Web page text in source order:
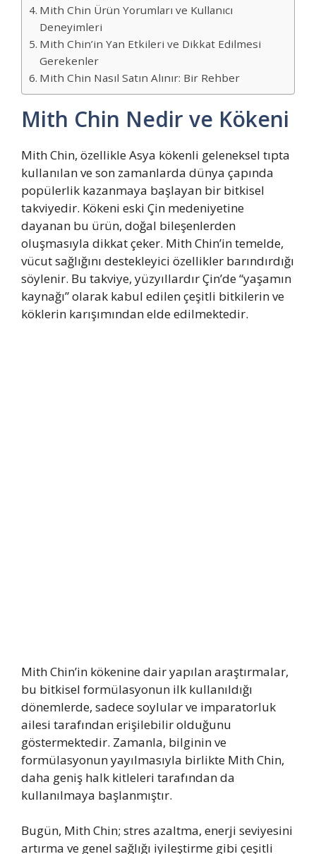
Mith Chin Ürün Yorumları ve Kullanıcı
Deneyimleri
Mith Chin’in Yan Etkileri ve Dikkat Edilmesi
Gerekenler
Mith Chin Nasıl Satın Alınır: Bir Rehber
Mith Chin Nedir ve Kökeni
Mith Chin, özellikle Asya kökenli geleneksel tıpta
kullanılan ve son zamanlarda dünya çapında
popülerlik kazanmaya başlayan bir bitkisel
takviyedir. Kökeni eski Çin medeniyetine
dayanan bu ürün, doğal bileşenlerden
oluşmasıyla dikkat çeker. Mith Chin’in temelde,
vücut sağlığını destekleyici özellikler barındırdığı
söylenir. Bu takviye, yüzyıllardır Çin’de “yaşamın
kaynağı” olarak kabul edilen çeşitli bitkilerin ve
köklerin karışımından elde edilmektedir.
Mith Chin’in kökenine dair yapılan araştırmalar,
bu bitkisel formülasyonun ilk kullanıldığı
dönemlerde, sadece soylular ve imparatorluk
ailesi tarafından erişilebilir olduğunu
göstermektedir. Zamanla, bilginin ve
formülasyonun yayılmasıyla birlikte Mith Chin,
daha geniş halk kitleleri tarafından da
kullanılmaya başlanmıştır.
Bugün, Mith Chin; stres azaltma, enerji seviyesini
artırma ve genel sağlığı iyileştirme gibi çeşitli